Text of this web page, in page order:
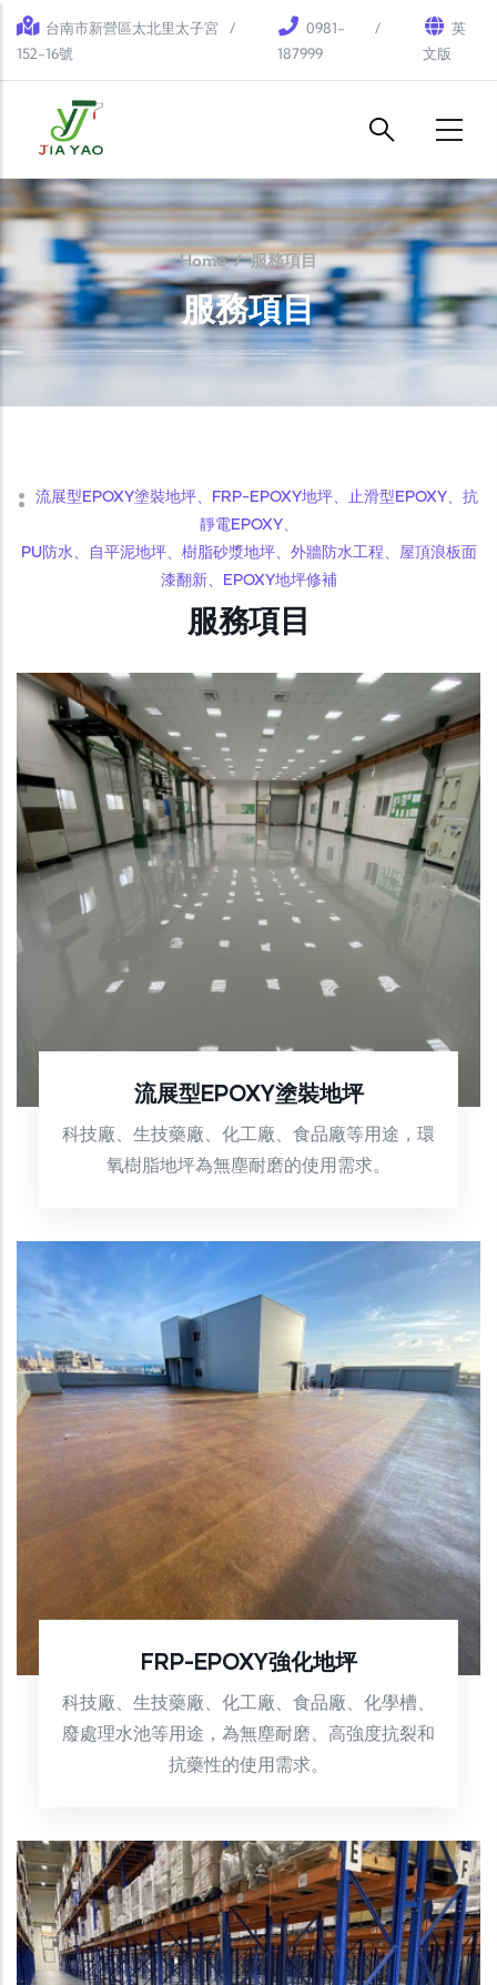
Skip to main content
台南市新營區太北里太子宮
152-16號
0981-
187999
英
文版
Home/ 服務項目
服務項目
流展型EPOXY塗裝地坪、FRP-EPOXY地坪、止滑型EPOXY、抗
靜電EPOXY、
PU防水、自平泥地坪、樹脂砂漿地坪、外牆防水工程、屋頂浪板面
漆翻新、EPOXY地坪修補
服務項目
流展型EPOXY塗裝地坪
科技廠、生技藥廠、化工廠、食品廠等用途，環
氧樹脂地坪為無塵耐磨的使用需求。
FRP-EPOXY強化地坪
科技廠、生技藥廠、化工廠、食品廠、化學槽、
廢處理水池等用途，為無塵耐磨、高強度抗裂和
抗藥性的使用需求。